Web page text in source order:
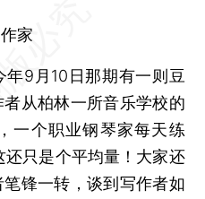
家
年9月10日那期有一则豆
从柏林一所音乐学校的
一个职业钢琴家每天练
只是个平均量！大家还
锋一转，谈到写作者如